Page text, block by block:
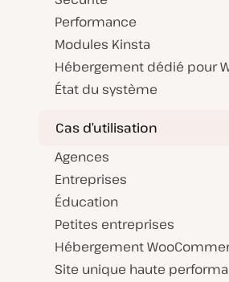
Performance
Modules Kinsta
Hébergement dédié pour
État du système
Cas d’utilisation
Agences
Entreprises
Éducation
Petites entreprises
Hébergement
Site unique haute